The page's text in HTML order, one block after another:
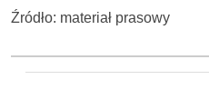
Źródło: materiał prasowy